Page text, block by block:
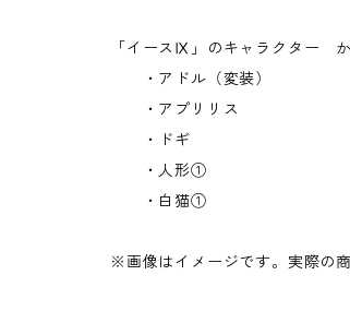
「イースⅨ」のキャラクター
・アドル（変装）
・アプリリス
・ドギ
・人形①
・白猫①
※画像はイメージです。実際の